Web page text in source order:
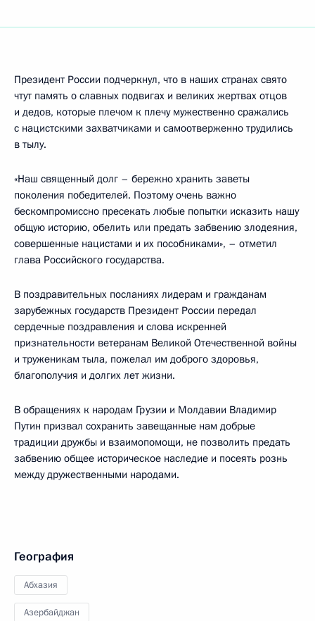
Президент России подчеркнул, что в наших странах свято
чтут память о славных подвигах и великих жертвах отцов
и дедов, которые плечом к плечу мужественно сражались
с нацистскими захватчиками и самоотверженно трудились
в тылу.
«Наш священный долг – бережно хранить заветы
поколения победителей. Поэтому очень важно
бескомпромиссно пресекать любые попытки исказить нашу
общую историю, обелить или предать забвению злодеяния,
совершенные нацистами и их пособниками», – отметил
глава Российского государства.
В поздравительных посланиях лидерам и гражданам
зарубежных государств Президент России передал
сердечные поздравления и слова искренней
признательности ветеранам Великой Отечественной войны
и труженикам тыла, пожелал им доброго здоровья,
благополучия и долгих лет жизни.
В обращениях к народам Грузии и Молдавии Владимир
Путин призвал сохранить завещанные нам добрые
традиции дружбы и взаимопомощи, не позволить предать
забвению общее историческое наследие и посеять рознь
между дружественными народами.
География
Абхазия
Азербайджан